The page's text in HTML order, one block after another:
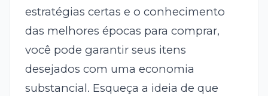
estratégias certas e o conhecimento
das melhores épocas para comprar,
você pode garantir seus itens
desejados com uma economia
substancial. Esqueça a ideia de que